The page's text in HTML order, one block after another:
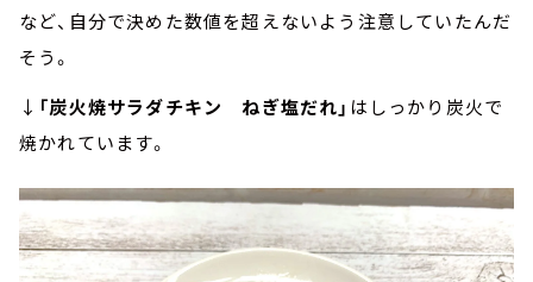
など、自分で決めた数値を超えないよう注意していたんだ
そう。
↓ 「炭火焼サラダチキン ねぎ塩だれ」 はしっかり炭火で
焼かれています。